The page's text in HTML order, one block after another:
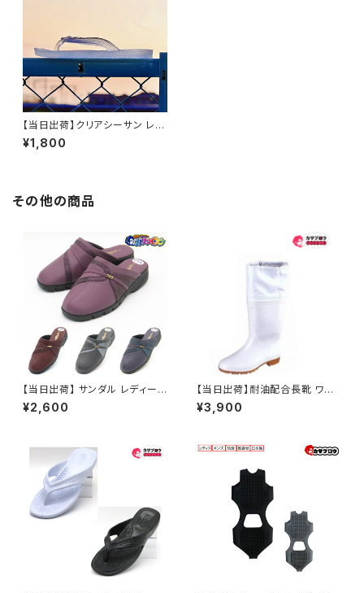
【当日出荷】クリアシーサン レデ
ィース seasun ニシベケミカル
No.2031 ビーチサンダル カリ
¥1,800
その他の商品
【当日出荷】 サンダル レディース
シニア 高齢者用 老人 日本製 1
554 防寒ヘップ 昭和レトロ ロ
¥2,600
【当日出荷】耐油配合長靴 ワー
クシューズ 弘進ゴム メンズ レデ
ィース ゾナG3 白 ホワイト カバ
¥3,900